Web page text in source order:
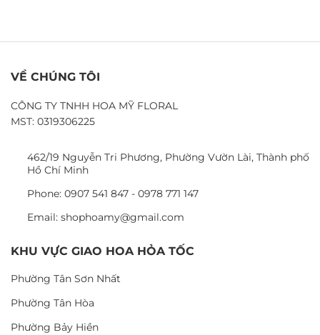
VỀ CHÚNG TÔI
CÔNG TY TNHH HOA MỸ FLORAL
MST: 0319306225
462/19 Nguyễn Tri Phương, Phường Vườn Lài, Thành phố
Hồ Chí Minh
Phone: 0907 541 847 - 0978 771 147
Email: shophoamy@gmail.com
KHU VỰC GIAO HOA HỎA TỐC
Phường Tân Sơn Nhất
Phường Tân Hòa
Phường Bảy Hiền